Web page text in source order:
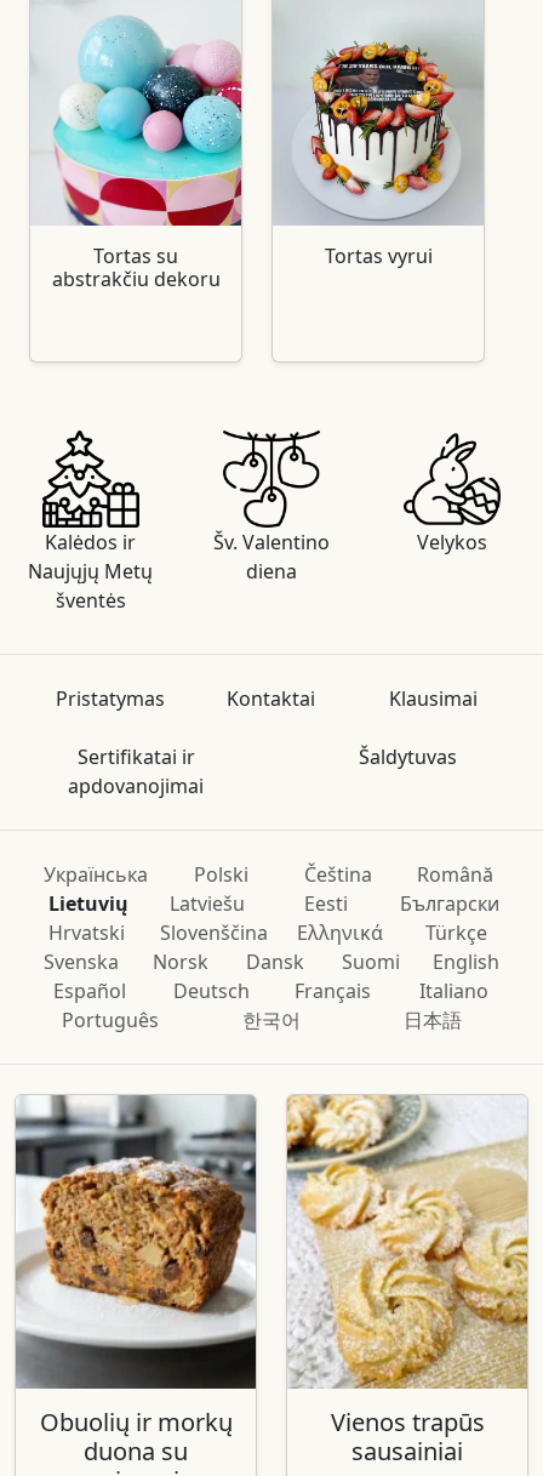
Tortas su
abstrakčiu dekoru
Tortas vyrui
Kalėdos ir
Naujųjų Metų
šventės
Šv. Valentino
diena
Velykos
Pristatymas Kontaktai Klausimai
Sertifikatai ir
apdovanojimai
Šaldytuvas
Українська Polski Čeština
Română
Lietuvių
Latviešu Eesti
Български
Hrvatski
Slovenščina Ελληνικά
Türkçe
Svenska
Norsk Dansk Suomi
English
Español
Deutsch Français
Italiano
Português
한국어 日本語
Obuolių ir morkų
duona su
Vienos trapūs
sausainiai